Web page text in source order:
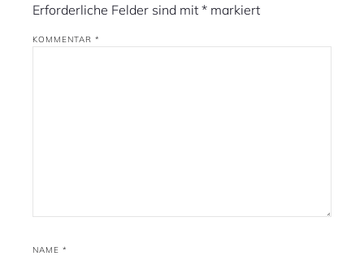
Erforderliche Felder sind mit * markiert
KOMMENTAR *
NAME *